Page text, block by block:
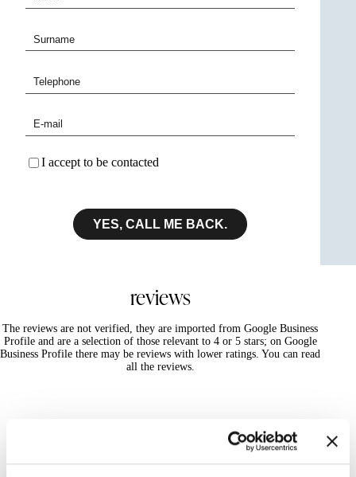
I accept to be contacted
YES, CALL ME BACK.
reviews
The reviews are not verified, they are imported from Google Business
Profile and are a selection of those relevant to 4 or 5 stars; on Google
Business Profile there may be reviews with lower ratings. You can read
all the reviews.